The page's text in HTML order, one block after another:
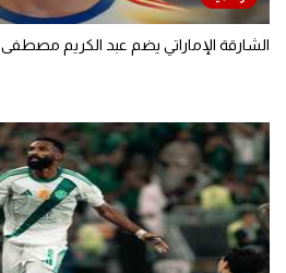
الشارقة الإماراتي يضم عبد الكريم مصطفى